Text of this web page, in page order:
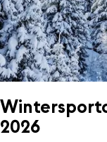
2026